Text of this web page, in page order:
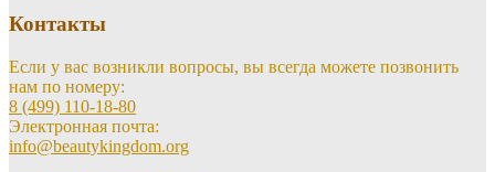
Контакты
Если у вас возникли вопросы, вы всегда можете позвонить
нам по номеру:
8 (499) 110-18-80
Электронная почта:
info@beautykingdom.org